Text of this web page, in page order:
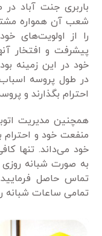
باربری جنت آباد
شعب آن همواره
را از اولویت‌های
پیشرفت و افتخار
خود در این زمینه
در طول پروسه
احترام بگذارند و
همچنین مدیریت
منفعت خود و احترام
خود می‌داند. تنها
به صورت شبانه
تماس حاصل
تمامی ساعات شبانه